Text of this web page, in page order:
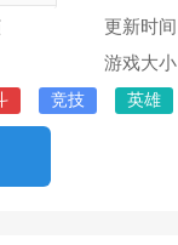
更新时
游戏大
竞技 英雄